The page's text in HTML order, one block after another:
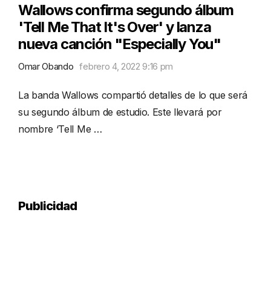
Wallows confirma segundo álbum
'Tell Me That It's Over' y lanza
nueva canción "Especially You"
Omar Obando febrero 4, 2022 9:16 pm
La banda Wallows compartió detalles de lo que será
su segundo álbum de estudio. Este llevará por
nombre ‘Tell Me …
Publicidad